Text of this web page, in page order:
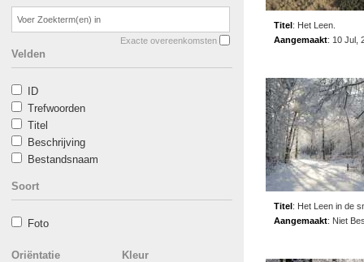
Exacte overeenkomsten
Velden
ID
Trefwoorden
Titel
Beschrijving
Bestandsnaam
Soort
Foto
Oriëntatie Kleur
Titel: Het Leen.
Aangemaakt: 10 Jul,
Titel: Het Leen in de
Aangemaakt: Niet